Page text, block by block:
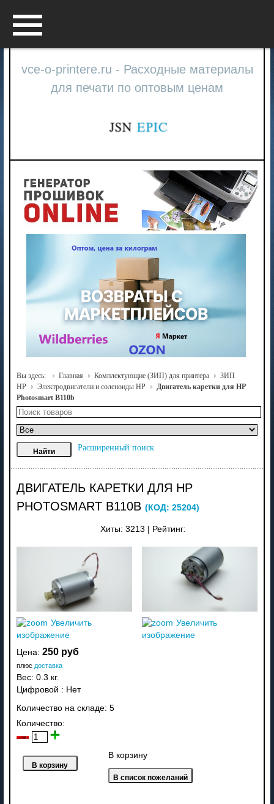
vce-o-printere.ru - Расходные материалы
для печати по оптовым ценам
Вы здесь: Главная Комплектующие (ЗИП) для принтера
ЗИП
HP
Электродвигатели и соленоиды HP
Двигатель каретки для HP
Photosmart B110b
Расширенный поиск
ДВИГАТЕЛЬ КАРЕТКИ ДЛЯ HP
PHOTOSMART B110B (КОД: 25204)
Хиты: 3213 Рейтинг:
Увеличить
изображение
Увеличить
изображение
Цена: 250 руб
плюс доставка
Вес: 0.3 кг.
Цифровой : Нет
Количество на складе: 5
Количество:
В корзину